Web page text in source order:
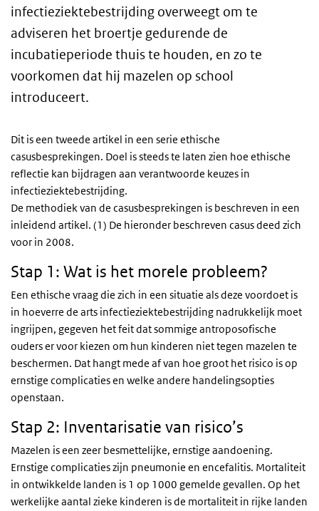
infectieziektebestrijding overweegt om te
adviseren het broertje gedurende de
incubatieperiode thuis te houden, en zo te
voorkomen dat hij mazelen op school
introduceert.
Dit is een tweede artikel in een serie ethische
casusbesprekingen. Doel is steeds te laten zien hoe ethische
reflectie kan bijdragen aan verantwoorde keuzes in
infectieziektebestrijding.
De methodiek van de casusbesprekingen is beschreven in een
inleidend artikel. (1) De hieronder beschreven casus deed zich
voor in 2008.
Stap 1: Wat is het morele probleem?
Een ethische vraag die zich in een situatie als deze voordoet is
in hoeverre de arts infectieziektebestrijding nadrukkelijk moet
ingrijpen, gegeven het feit dat sommige antroposofische
ouders er voor kiezen om hun kinderen niet tegen mazelen te
beschermen. Dat hangt mede af van hoe groot het risico is op
ernstige complicaties en welke andere handelingsopties
openstaan.
Stap 2: Inventarisatie van risico’s
Mazelen is een zeer besmettelijke, ernstige aandoening.
Ernstige complicaties zijn pneumonie en encefalitis. Mortaliteit
in ontwikkelde landen is 1 op 1000 gemelde gevallen. Op het
werkelijke aantal zieke kinderen is de mortaliteit in rijke landen